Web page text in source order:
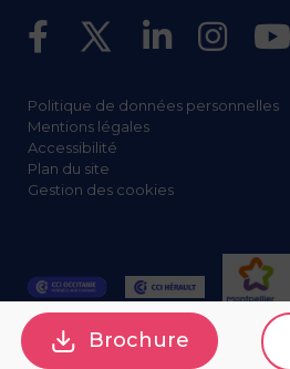
Politique de données personnelles
Mentions légales
Accessibilité
Plan du site
Gestion des cookies
Brochure